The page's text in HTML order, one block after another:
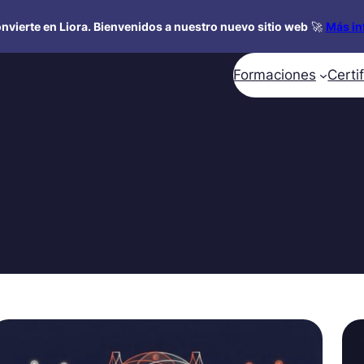
en Liora. Bienvenidos a nuestro nuevo sitio web🚀 Más
Formaciones